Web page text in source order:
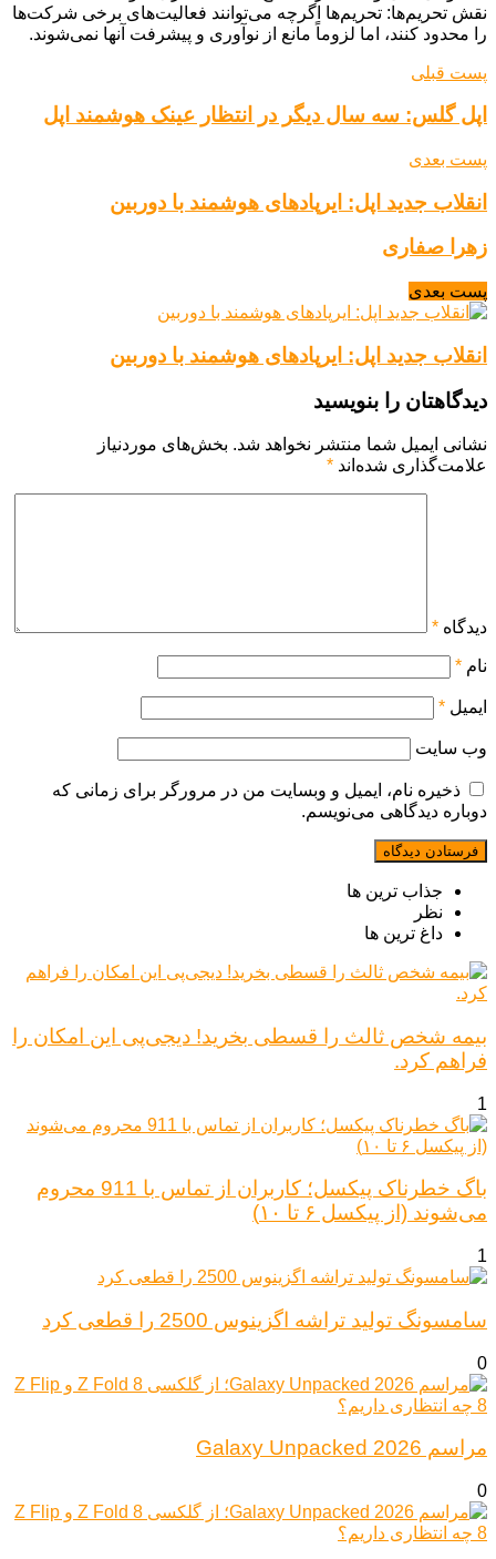
نقش تحریم‌ها: تحریم‌ها اگرچه می‌توانند فعالیت‌های برخی شرکت‌ها
را محدود کنند، اما لزوماً مانع از نوآوری و پیشرفت آنها نمی‌شوند.
پست قبلی
اپل گلس: سه سال دیگر در انتظار عینک هوشمند اپل
پست بعدی
انقلاب جدید اپل: ایرپادهای هوشمند با دوربین
زهرا صفاری
پست بعدی
انقلاب جدید اپل: ایرپادهای هوشمند با دوربین
دیدگاهتان را بنویسید
نشانی ایمیل شما منتشر نخواهد شد. بخش‌های موردنیاز
علامت‌گذاری شده‌اند *
دیدگاه *
نام *
ایمیل *
وب‌ سایت
ذخیره نام، ایمیل و وبسایت من در مرورگر برای زمانی که
دوباره دیدگاهی می‌نویسم.
جذاب ترین ها
نظر
داغ ترین ها
بیمه شخص ثالث را قسطی بخرید! دیجی‌پی این امکان را
فراهم کرد.
1
باگ خطرناک پیکسل؛ کاربران از تماس با 911 محروم
می‌شوند (از پیکسل ۶ تا ۱۰)
1
سامسونگ تولید تراشه اگزینوس 2500 را قطعی کرد
0
مراسم Galaxy Unpacked 2026
0